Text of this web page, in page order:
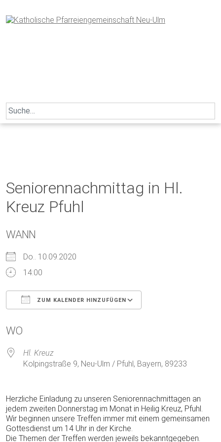
to
content
Search
for:
Seniorennachmittag in Hl.
Kreuz Pfuhl
WANN
Do.. 10.09.2020
14:00
ZUM KALENDER HINZUFÜGEN
WO
Hl. Kreuz
Kolpingstraße 9, Neu-Ulm / Pfuhl, Bayern, 89233
Herzliche Einladung zu unseren Seniorennachmittagen an
jedem zweiten Donnerstag im Monat in Heilig Kreuz, Pfuhl.
Wir beginnen unsere Treffen immer mit einem gemeinsamen
Gottesdienst um 14 Uhr in der Kirche.
Die Themen der Treffen werden jeweils bekanntgegeben.